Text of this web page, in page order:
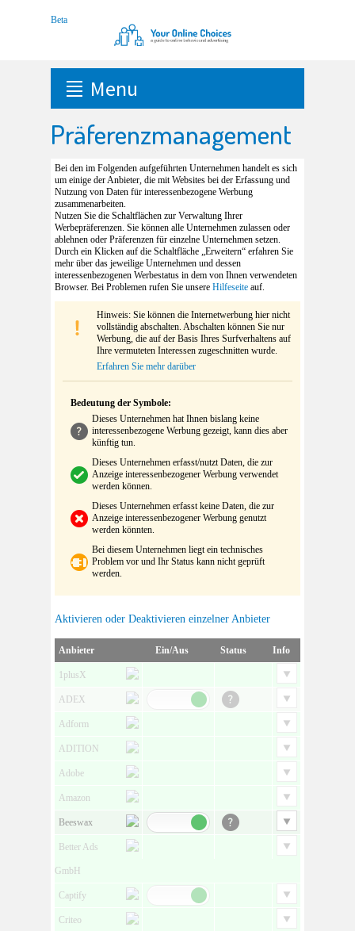
Menu
Präferenzmanagement
Bei den im Folgenden aufgeführten Unternehmen handelt es sich
um einige der Anbieter, die mit Websites bei der Erfassung und
Nutzung von Daten für interessenbezogene Werbung
zusammenarbeiten.
Nutzen Sie die Schaltflächen zur Verwaltung Ihrer
Werbepräferenzen. Sie können alle Unternehmen zulassen oder
ablehnen oder Präferenzen für einzelne Unternehmen setzen.
Durch ein Klicken auf die Schaltfläche „Erweitern“ erfahren Sie
mehr über das jeweilige Unternehmen und dessen
interessenbezogenen Werbestatus in dem von Ihnen verwendeten
Browser. Bei Problemen rufen Sie unsere Hilfeseite auf.
Hinweis: Sie können die Internetwerbung hier nicht
vollständig abschalten. Abschalten können Sie nur
Werbung, die auf der Basis Ihres Surfverhaltens auf
Ihre vermuteten Interessen zugeschnitten wurde.
Erfahren Sie mehr darüber
Bedeutung der Symbole:
Dieses Unternehmen hat Ihnen bislang keine
interessenbezogene Werbung gezeigt, kann dies aber
künftig tun.
Dieses Unternehmen erfasst/nutzt Daten, die zur
Anzeige interessenbezogener Werbung verwendet
werden können.
Dieses Unternehmen erfasst keine Daten, die zur
Anzeige interessenbezogener Werbung genutzt
werden könnten.
Bei diesem Unternehmen liegt ein technisches
Problem vor und Ihr Status kann nicht geprüft
werden.